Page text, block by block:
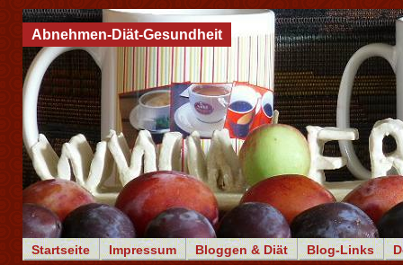
Startseite Impressum Bloggen & Diät Blog-Links
Abnehmen-Diät-Gesundheit